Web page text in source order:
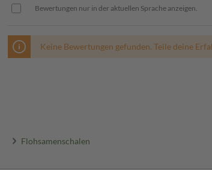
Bewertungen nur in der aktuellen Sprache anzeigen.
Keine Bewertungen gefunden. Teile deine
Flohsamenschalen